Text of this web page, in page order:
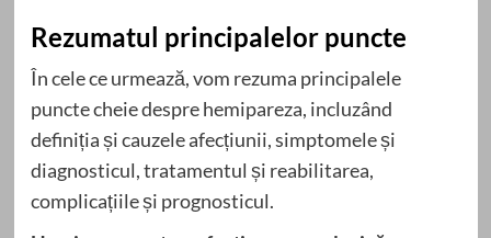
Rezumatul principalelor puncte
În cele ce urmează, vom rezuma principalele
puncte cheie despre hemipareza, incluzând
definiția și cauzele afecțiunii, simptomele și
diagnosticul, tratamentul și reabilitarea,
complicațiile și prognosticul.